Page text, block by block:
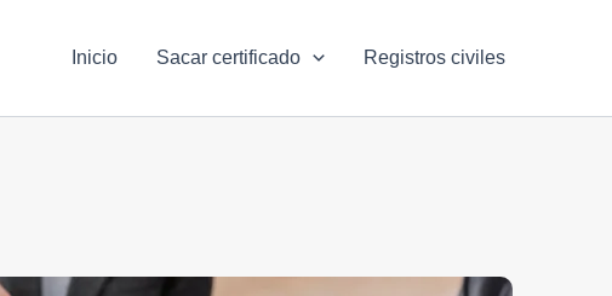
Inicio Sacar certificado Registros civiles